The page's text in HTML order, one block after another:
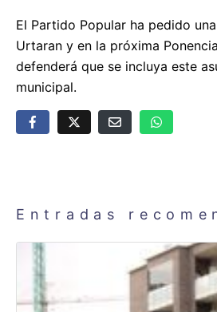
El Partido Popular ha pedido
Urtaran y en la próxima
defenderá que se incluya este
municipal.
Entradas